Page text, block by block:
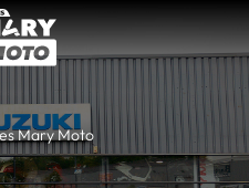
Mary Moto